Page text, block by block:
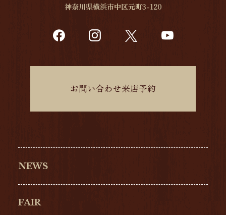
NEWS
FAIR
神奈川県横浜市中区元町3-120
お問い合わせ来店予約